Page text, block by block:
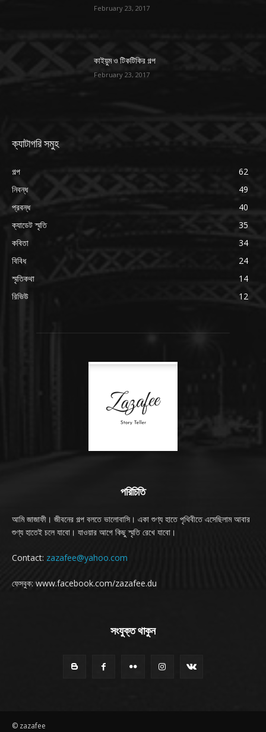
February 23, 2017
কাইয়ুম ও টিকটিকির গল্প
February 23, 2017
ক্যাটাগরি সমুহ
গল্প
62
নিবন্ধ
49
প্রবন্ধ
40
ক্যাডেট স্মৃতি
35
কবিতা
34
বিবিধ
24
স্মৃতিকথা
14
রিভিউ
12
পরিচিতি
আমি জাজাফী। জীবনের গল্প বলতে ভালোবাসি। একা শুণ্য হাতে পৃথিবীতে এসেছিলাম আবার
শুণ্য হাতেই চলে যাবো। যাওয়ার আগে কিছু স্মৃতি রেখে যাবো।
Contact: zazafee@yahoo.com
ফেসবুক: www.facebook.com/zazafee.du
সংযুক্ত থাকুন
© zazafee